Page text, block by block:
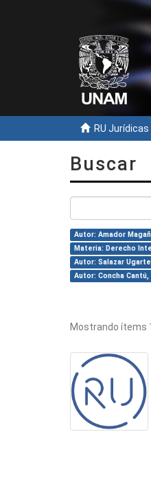
RU Jurídicas
Buscar
Autor: Amador
Materia: Derecho
Autor: Salazar
Autor: Concha
Mostrando ítems